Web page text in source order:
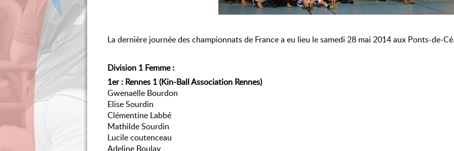
La dernière journée des championnats de France a eu lieu le samedi 28 mai 2014 aux Ponts-de-
Division 1 Femme :
1er : Rennes 1 (Kin-Ball Association Rennes)
Gwenaëlle Bourdon
Elise Sourdin
Clémentine Labbé
Mathilde Sourdin
Lucile coutenceau
Adeline Boulay